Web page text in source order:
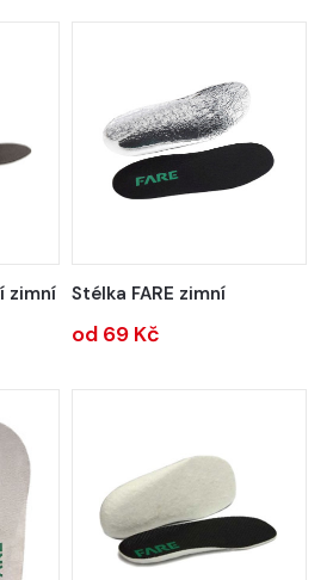
zimní Stélka FARE zimní
od 69 Kč